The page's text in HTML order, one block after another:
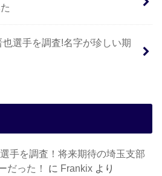
選手を調査!名字が珍しい期
手を調査！将来期待の埼玉支部
だった！
に Frankix より